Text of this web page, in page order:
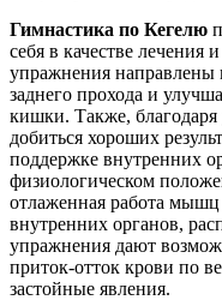
Гимнастика по Кегелю
себя в качестве лечения
упражнения
заднего прохода и
кишки. Также,
добиться хороших
поддержке внутренних
физиологическом
отлаженная работа
внутренних органов,
упражнения дают
приток-отток крови по
застойные явления.